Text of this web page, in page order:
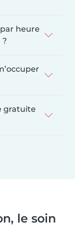
heure
gratuite
le soin